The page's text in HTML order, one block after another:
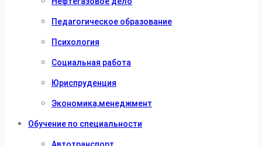
Педагогическое образование
Психология
Социальная работа
Юриспруденция
Экономика,менеджмент
Обучение по специальности